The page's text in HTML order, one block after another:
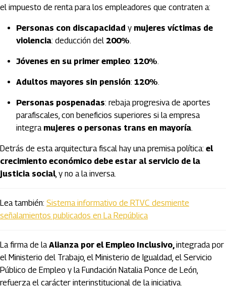
el impuesto de renta para los empleadores que contraten a:
Personas con discapacidad y mujeres víctimas de
violencia: deducción del 200%.
Jóvenes en su primer empleo: 120%.
Adultos mayores sin pensión: 120%.
Personas pospenadas: rebaja progresiva de aportes
parafiscales, con beneficios superiores si la empresa
integra mujeres o personas trans en mayoría.
Detrás de esta arquitectura fiscal hay una premisa política: el
crecimiento económico debe estar al servicio de la
justicia social, y no a la inversa.
Lea también: Sistema informativo de RTVC desmiente
señalamientos publicados en La República
La firma de laAlianza por el Empleo Inclusivo,integrada por
el Ministerio del Trabajo, el Ministerio de Igualdad, el Servicio
Público de Empleo y la Fundación Natalia Ponce de León,
refuerza el carácter interinstitucional de la iniciativa.